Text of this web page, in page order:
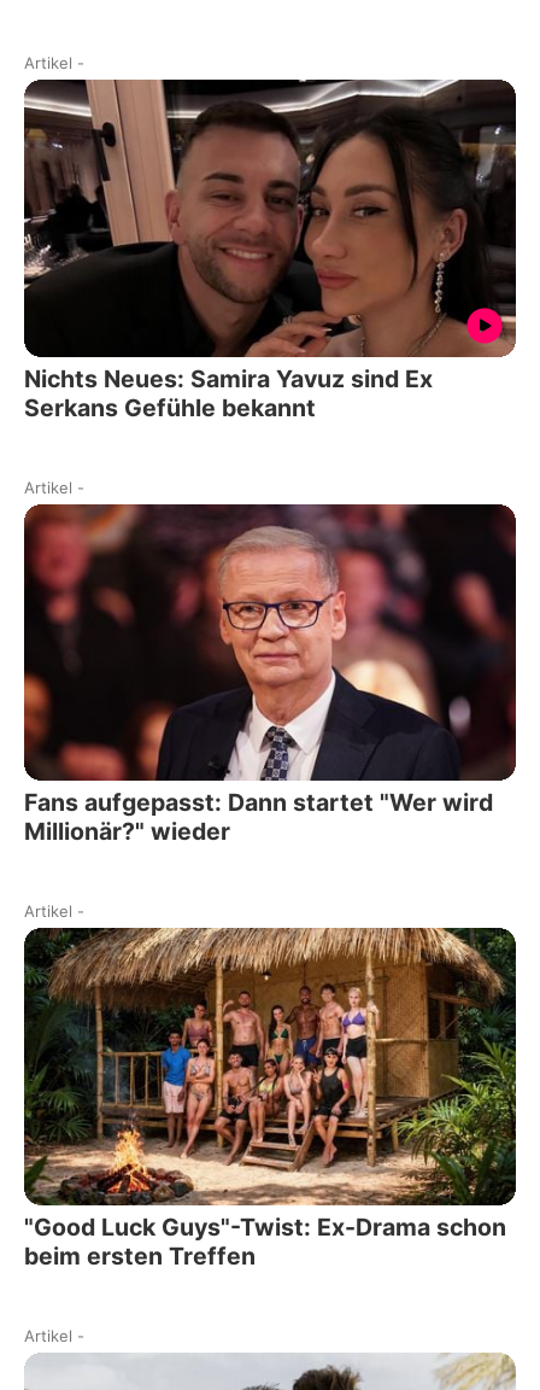
Artikel -
Nichts Neues: Samira Yavuz sind Ex
Serkans Gefühle bekannt
Artikel -
Fans aufgepasst: Dann startet "Wer wird
Millionär?" wieder
Artikel -
"Good Luck Guys"-Twist: Ex-Drama schon
beim ersten Treffen
Artikel -